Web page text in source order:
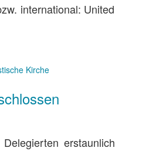
international: United
Kirche
erstaunlich